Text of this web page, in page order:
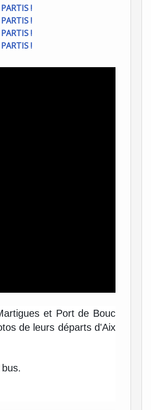
et Port de Bouc
de leurs départs d'Aix